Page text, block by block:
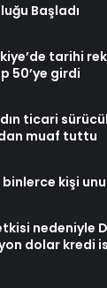
Başladı
tarihi
50’ye girdi
ticari
muaf tuttu
binlerce kişi
nedeniyle
dolar kredi